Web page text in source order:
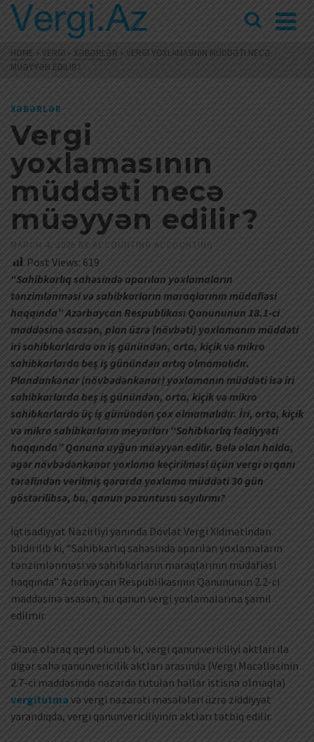
HOME » VERGI » XƏBƏRLƏR » VERGI YOXLAMASININ MÜDDƏTI NECƏ
MÜƏYYƏN EDILIR?
XƏBƏRLƏR
Vergi
yoxlamasının
müddəti necə
müəyyən edilir?
MARCH 4, 2026 BY ACCOUNTING ACCOUNTING
Post Views: 619
“Sahibkarlıq sahəsində aparılan yoxlamaların
tənzimlənməsi və sahibkarların maraqlarının müdafiəsi
haqqında” Azərbaycan Respublikası Qanununun 18.1-ci
maddəsinə əsasən, plan üzrə (növbəti) yoxlamanın müddəti
iri sahibkarlarda on iş günündən, orta, kiçik və mikro
sahibkarlarda beş iş günündən artıq olmamalıdır.
Plandankənar (növbədənkənar) yoxlamanın müddəti isə iri
sahibkarlarda beş iş günündən, orta, kiçik və mikro
sahibkarlarda üç iş günündən çox olmamalıdır. İri, orta, kiçik
və mikro sahibkarların meyarları “Sahibkarlıq fəaliyyəti
haqqında” Qanuna uyğun müəyyən edilir. Belə olan halda,
əgər növbədənkənar yoxlama keçirilməsi üçün vergi orqanı
tərəfindən verilmiş qərarda yoxlama müddəti 30 gün
göstərilibsə, bu, qanun pozuntusu sayılırmı?
İqtisadiyyat Nazirliyi yanında Dövlət Vergi Xidmətindən
bildirilib ki, “Sahibkarlıq sahəsində aparılan yoxlamaların
tənzimlənməsi və sahibkarların maraqlarının müdafiəsi
haqqında” Azərbaycan Respublikasının Qanununun 2.2-ci
maddəsinə əsasən, bu qanun vergi yoxlamalarına şamil
edilmir.
Əlavə olaraq qeyd olunub ki, vergi qanunvericiliyi aktları ilə
digər sahə qanunvericilik aktları arasında (Vergi Məcəlləsinin
2.7-ci maddəsində nəzərdə tutulan hallar istisna olmaqla)
vergitutma və vergi nəzarəti məsələləri üzrə ziddiyyət
yarandıqda, vergi qanunvericiliyinin aktları tətbiq edilir.